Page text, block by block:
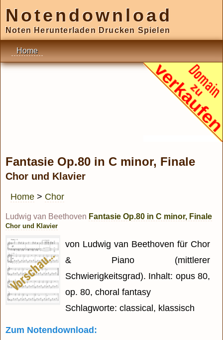
Notendownload
Noten Herunterladen Drucken Spielen
Home
Fantasie Op.80 in C minor, Finale
Chor und Klavier
Home > Chor
Ludwig van Beethoven Fantasie Op.80 in C minor, Finale
Chor und Klavier
von Ludwig van Beethoven für Chor
& Piano (mittlerer
Schwierigkeitsgrad). Inhalt: opus 80,
op. 80, choral fantasy
Schlagworte: classical, klassisch
Zum Notendownload: